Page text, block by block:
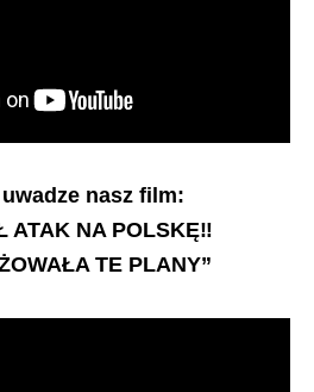
nasz film:
ATAK NA POLSKĘ‼️
TE PLANY”